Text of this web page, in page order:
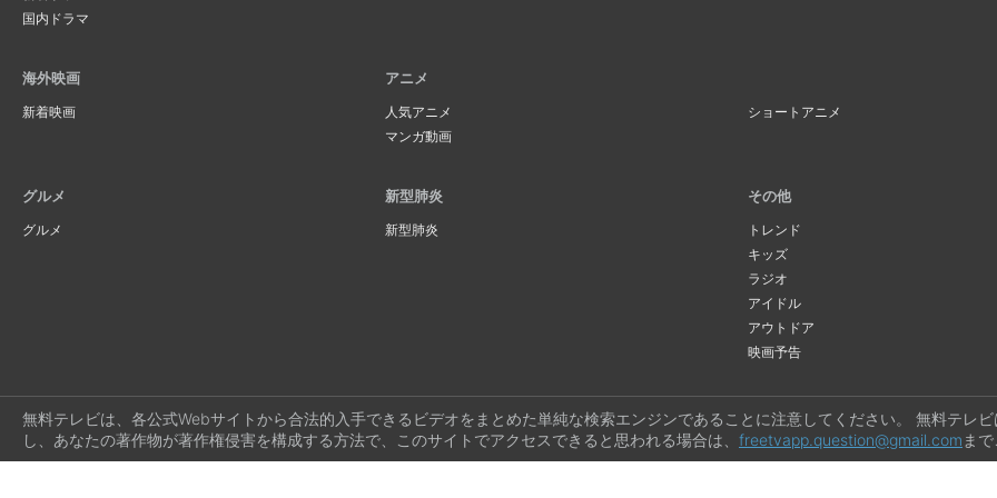
国内ドラマ
海外映画
新着映画
アニメ
人気アニメ
ショートアニメ
マンガ動画
グルメ
グルメ
新型肺炎
新型肺炎
その他
トレンド
キッズ
ラジオ
アイドル
アウトドア
映画予告
無料テレビは、各公式Webサイトから合法的入手できるビデオをまとめた単純な検索エンジンであることに注意してください。 無料テレ
し、あなたの著作物が著作権侵害を構成する方法で、このサイトでアクセスできると思われる場合は、 freetvapp.question@gmail.com ま